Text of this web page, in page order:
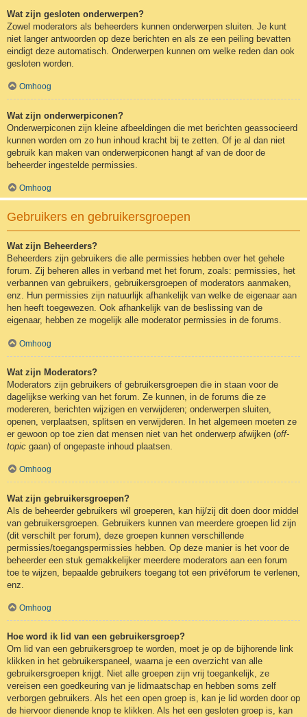
Wat zijn gesloten onderwerpen?
Zowel moderators als beheerders kunnen onderwerpen sluiten. Je kunt
niet langer antwoorden op deze berichten en als ze een peiling bevatten
eindigt deze automatisch. Onderwerpen kunnen om welke reden dan ook
gesloten worden.
Omhoog
Wat zijn onderwerpiconen?
Onderwerpiconen zijn kleine afbeeldingen die met berichten geassocieerd
kunnen worden om zo hun inhoud kracht bij te zetten. Of je al dan niet
gebruik kan maken van onderwerpiconen hangt af van de door de
beheerder ingestelde permissies.
Omhoog
Gebruikers en gebruikersgroepen
Wat zijn Beheerders?
Beheerders zijn gebruikers die alle permissies hebben over het gehele
forum. Zij beheren alles in verband met het forum, zoals: permissies, het
verbannen van gebruikers, gebruikersgroepen of moderators aanmaken,
enz. Hun permissies zijn natuurlijk afhankelijk van welke de eigenaar aan
hen heeft toegewezen. Ook afhankelijk van de beslissing van de
eigenaar, hebben ze mogelijk alle moderator permissies in de forums.
Omhoog
Wat zijn Moderators?
Moderators zijn gebruikers of gebruikersgroepen die in staan voor de
dagelijkse werking van het forum. Ze kunnen, in de forums die ze
modereren, berichten wijzigen en verwijderen; onderwerpen sluiten,
openen, verplaatsen, splitsen en verwijderen. In het algemeen moeten ze
er gewoon op toe zien dat mensen niet van het onderwerp afwijken (off-
topic gaan) of ongepaste inhoud plaatsen.
Omhoog
Wat zijn gebruikersgroepen?
Als de beheerder gebruikers wil groeperen, kan hij/zij dit doen door middel
van gebruikersgroepen. Gebruikers kunnen van meerdere groepen lid zijn
(dit verschilt per forum), deze groepen kunnen verschillende
permissies/toegangspermissies hebben. Op deze manier is het voor de
beheerder een stuk gemakkelijker meerdere moderators aan een forum
toe te wijzen, bepaalde gebruikers toegang tot een privéforum te verlenen,
enz.
Omhoog
Hoe word ik lid van een gebruikersgroep?
Om lid van een gebruikersgroep te worden, moet je op de bijhorende link
klikken in het gebruikerspaneel, waarna je een overzicht van alle
gebruikersgroepen krijgt. Niet alle groepen zijn vrij toegankelijk, ze
vereisen een goedkeuring van je lidmaatschap en hebben soms zelf
verborgen gebruikers. Als het een open groep is, kan je lid worden door op
de hiervoor dienende knop te klikken. Als het een gesloten groep is, kan